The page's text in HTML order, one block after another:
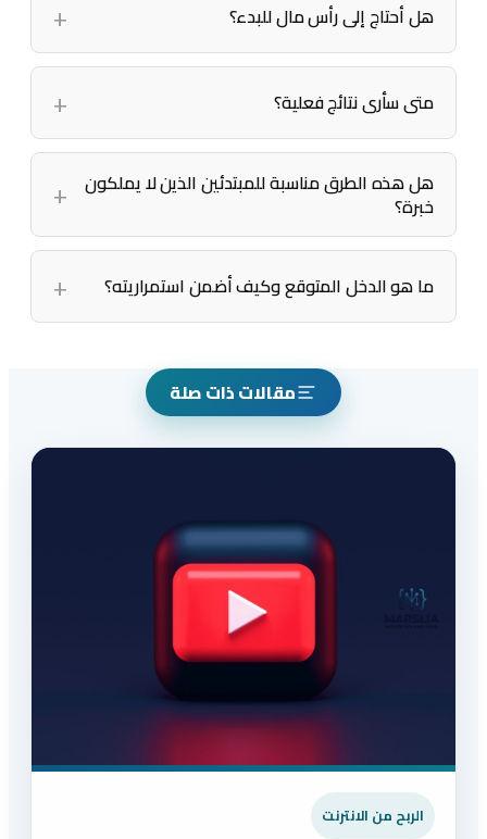
هل أحتاج إلى رأس مال للبدء؟
متى سأرى نتائج فعلية؟
هل هذه الطرق مناسبة للمبتدئين الذين لا يملكون
خبرة؟
ما هو الدخل المتوقع وكيف أضمن استمراريته؟
مقالات ذات صلة
الربح من الانترنت